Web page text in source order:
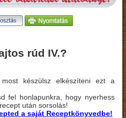
rúd IV.?
készülsz elkészíteni ezt a
fel honlapunkra, hogy nyerhess
után sorsolás!
a saját Receptkönyvedbe!